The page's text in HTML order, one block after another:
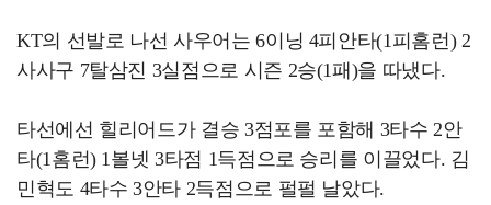
KT의 선발로 나선 사우어는 6이닝 4피안타(1피홈런) 2
사사구 7탈삼진 3실점으로 시즌 2승(1패)을 따냈다.
타선에선 힐리어드가 결승 3점포를 포함해 3타수 2안
타(1홈런) 1볼넷 3타점 1득점으로 승리를 이끌었다. 김
민혁도 4타수 3안타 2득점으로 펄펄 날았다.